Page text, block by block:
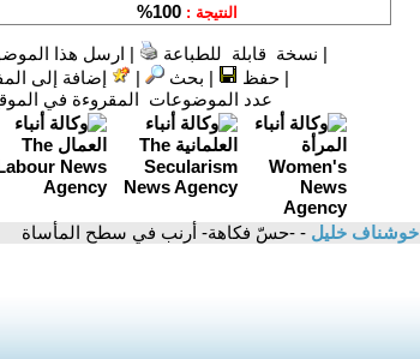
| نسخة قابلة للطباعة | ارسل هذا
|حفظ | بحث | إضافة إلى
عدد الموضوعات المقروءة في
خوشناف خليل - -حسّ فكاهة- أرنب في سطح المأساة